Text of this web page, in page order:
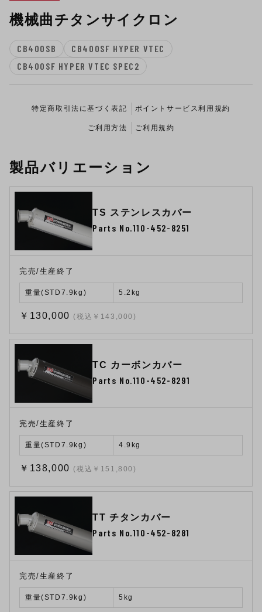
機械曲チタンサイクロン
CB400SB
CB400SF HYPER VTEC
CB400SF HYPER VTEC SPEC2
特定商取引法に基づく表記 ポイントサービス利用規約
ご利用方法 ご利用規約
製品バリエーション
TS ステンレスカバー
Parts No.110-452-8251
完売/生産終了
重量(STD7.9kg) 5.2kg
￥130,000 (税込￥143,000)
TC カーボンカバー
Parts No.110-452-8291
完売/生産終了
重量(STD7.9kg) 4.9kg
￥138,000 (税込￥151,800)
TT チタンカバー
Parts No.110-452-8281
完売/生産終了
重量(STD7.9kg) 5kg